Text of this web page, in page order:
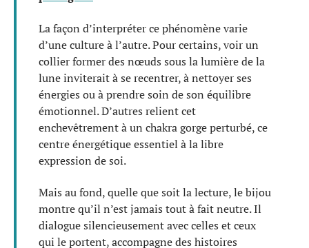
La façon d’interpréter ce phénomène varie
d’une culture à l’autre. Pour certains, voir un
collier former des nœuds sous la lumière de la
lune inviterait à se recentrer, à nettoyer ses
énergies ou à prendre soin de son équilibre
émotionnel. D’autres relient cet
enchevêtrement à un chakra gorge perturbé, ce
centre énergétique essentiel à la libre
expression de soi.
Mais au fond, quelle que soit la lecture, le bijou
montre qu’il n’est jamais tout à fait neutre. Il
dialogue silencieusement avec celles et ceux
qui le portent, accompagne des histoires